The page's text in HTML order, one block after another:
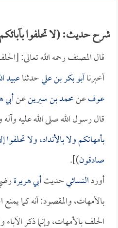
شرح حديث: (لا تحلفوا
قال المصنف رحمه الله تعالى:
أخبرناأبو بكر بن عليحدثناعبيد
عوفعنمحمد بن سيرينعنأبي
قال رسول الله صلى الله عليه
بأمهاتكم ولا بالأنداد، ولا تحلفوا
صادقون)].
أوردالنسائيحديثأبي هريرة
بالأمهات، والمقصود: أنه كما
الحلف بالأمهات، وإنما ذكر